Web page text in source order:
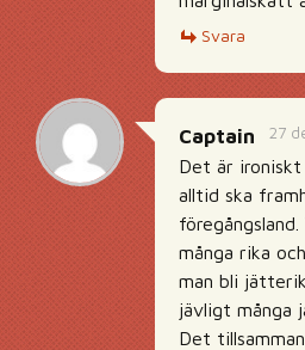
Svara
27
Captain
Det är
alltid ska
många rika
man bli
jävligt många
Det